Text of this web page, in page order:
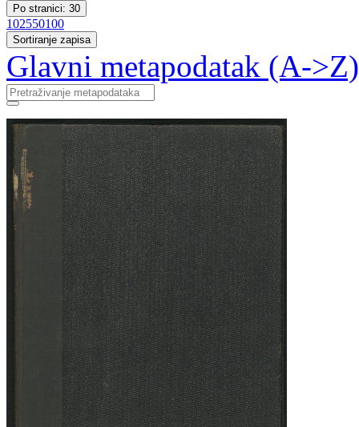
Po stranici: 30
102550100
Sortiranje zapisa
Glavni metapodatak (A->Z)